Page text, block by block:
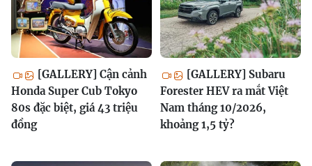
[GALLERY] Cận cảnh
Honda Super Cub Tokyo
80s đặc biệt, giá 43 triệu
đồng
[GALLERY] Subaru
Forester HEV ra mắt Việt
Nam tháng 10/2026,
khoảng 1,5 tỷ?